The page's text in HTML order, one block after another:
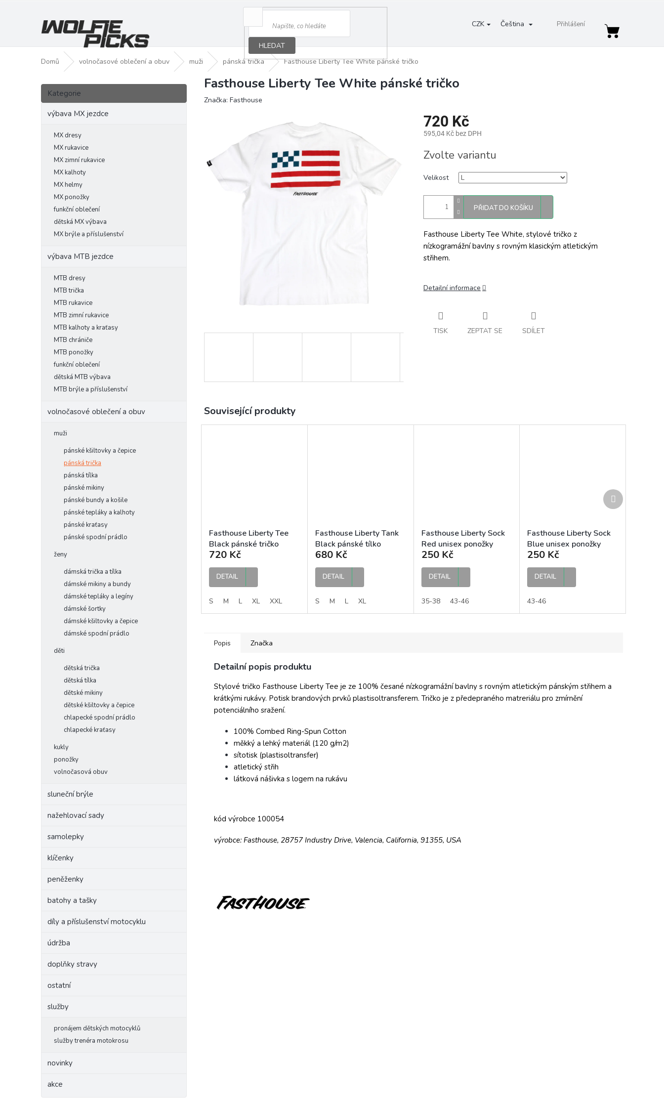
CZK Čeština Přihlášení
HLEDAT
Nákupní
Domů volnočasové oblečení a obuv muži pánská trička Fasthouse Liberty Tee White pánské tričko
P
s
Přeskočit
kategorie
Kategorie
výbava MX jezdce
MX dresy
MX rukavice
MX zimní rukavice
MX kalhoty
MX helmy
MX ponožky
funkční oblečení
dětská MX výbava
MX brýle a příslušenství
výbava MTB jezdce
MTB dresy
MTB trička
MTB rukavice
MTB zimní rukavice
MTB kalhoty a kraťasy
MTB chrániče
MTB ponožky
funkční oblečení
dětská MTB výbava
MTB brýle a příslušenství
volnočasové oblečení a obuv
muži
pánské kšiltovky a čepice
pánská trička
pánská tílka
pánské mikiny
pánské bundy a košile
pánské tepláky a kalhoty
pánské kraťasy
pánské spodní prádlo
ženy
dámská trička a tílka
dámské mikiny a bundy
dámské tepláky a legíny
dámské šortky
dámské kšiltovky a čepice
dámské spodní prádlo
děti
dětská trička
dětská tílka
dětské mikiny
dětské kšiltovky a čepice
chlapecké spodní prádlo
chlapecké kraťasy
kukly
ponožky
volnočasová obuv
sluneční brýle
nažehlovací sady
samolepky
klíčenky
peněženky
batohy a tašky
díly a příslušenství motocyklu
údržba
doplňky stravy
ostatní
služby
pronájem dětských motocyklů
služby trenéra motokrosu
novinky
akce
Fasthouse Liberty Tee White pánské tričko
Značka: Fasthouse
720 Kč
595,04 Kč bez DPH
cena:
Zvolte variantu
Velikost
PŘIDAT DO KOŠÍKU
Fasthouse Liberty Tee White, stylové tričko z
nízkogramážní bavlny s rovným klasickým atletickým
střihem.
Detailní informace
TISK ZEPTAT SE SDÍLET
Související produkty
Fasthouse Liberty Tee
Black pánské tričko
720 Kč
DETAIL
S M L XL XXL
Fasthouse Liberty Tank
Black pánské tílko
680 Kč
DETAIL
S M L XL
Fasthouse Liberty Sock
Red unisex ponožky
250 Kč
DETAIL
35-38 43-46
Fasthouse Liberty Sock
Blue unisex ponožky
250 Kč
DETAIL
43-46
Další
produkt
Popis Značka
Detailní popis produktu
Stylové tričko Fasthouse Liberty Tee je ze 100% česané nízkogramážní bavlny s rovným atletickým pánským střihem a
krátkými rukávy. Potisk brandových prvků plastisoltransferem. Tričko je z předepraného matreriálu pro zmírnění
potenciálního sražení.
100% Combed Ring-Spun Cotton
měkký a lehký materiál (120 g/m2)
sítotisk (plastisoltransfer)
atletický střih
látková nášivka s logem na rukávu
kód výrobce 100054
výrobce: Fasthouse, 28757 Industry Drive, Valencia, California, 91355, USA